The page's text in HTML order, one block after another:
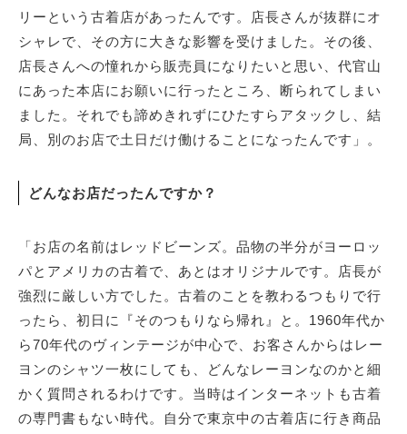
リーという古着店があったんです。店長さんが抜群にオ
シャレで、その方に大きな影響を受けました。その後、
店長さんへの憧れから販売員になりたいと思い、代官山
にあった本店にお願いに行ったところ、断られてしまい
ました。それでも諦めきれずにひたすらアタックし、結
局、別のお店で土日だけ働けることになったんです」。
どんなお店だったんですか？
「お店の名前はレッドビーンズ。品物の半分がヨーロッ
パとアメリカの古着で、あとはオリジナルです。店長が
強烈に厳しい方でした。古着のことを教わるつもりで行
ったら、初日に『そのつもりなら帰れ』と。1960年代か
ら70年代のヴィンテージが中心で、お客さんからはレー
ヨンのシャツ一枚にしても、どんなレーヨンなのかと細
かく質問されるわけです。当時はインターネットも古着
の専門書もない時代。自分で東京中の古着店に行き商品